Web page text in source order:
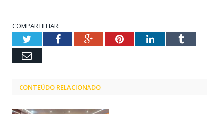
COMPARTILHAR:
TwitterFacebookGoogle+PinterestLinkedInTumblr
Email
CONTEÚDO RELACIONADO